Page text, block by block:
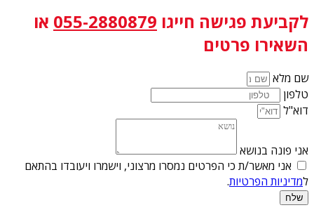
לקביעת פגישה חייגו 055-2880879 או
השאירו פרטים
שם מלא
טלפון
דוא"ל
אני פונה בנושא
אני מאשר/ת כי הפרטים נמסרו מרצוני, וישמרו ויעובדו בהתאם
למדיניות הפרטיות.
שלח